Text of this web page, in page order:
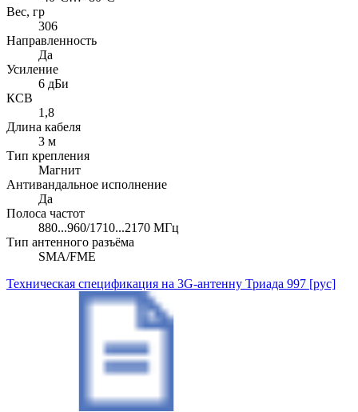
Вес, гр
306
Направленность
Да
Усиление
6 дБи
КСВ
1,8
Длина кабеля
3 м
Тип крепления
Магнит
Антивандальное исполнение
Да
Полоса частот
880...960/1710...2170 МГц
Тип антенного разъёма
SMA/FME
Техническая спецификация на 3G-антенну Триада 997 [рус]